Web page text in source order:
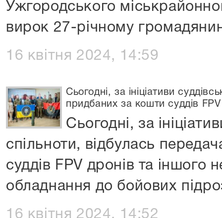
Ужгородського
вирок 27-річному
16 квітня 2024, 14:59
Сьогодні, за ініціативи
придбаних за кошти суддів FPV
Сьогодні, за
спільноти, відбулась
суддів FPV дронів та іншого
обладнання до бойових
16 квітня 2024, 14:52